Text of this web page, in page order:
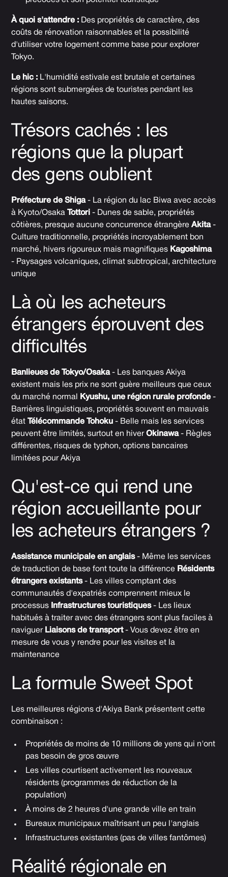
À quoi s'attendre : Des propriétés de caractère, des
coûts de rénovation raisonnables et la possibilité
d'utiliser votre logement comme base pour explorer
Tokyo.
Le hic : L'humidité estivale est brutale et certaines
régions sont submergées de touristes pendant les
hautes saisons.
Trésors cachés : les
régions que la plupart
des gens oublient
Préfecture de Shiga- La région du lac Biwa avec accès
à Kyoto/Osaka
Tottori - Dunes de sable, propriétés
côtières, presque aucune concurrence étrangèreAkita-
Culture traditionnelle, propriétés incroyablement bon
marché, hivers rigoureux mais magnifiques Kagoshima
- Paysages volcaniques, climat subtropical, architecture
unique
Là où les acheteurs
étrangers éprouvent des
difficultés
Banlieues de Tokyo/Osaka- Les banques Akiya
existent mais les prix ne sont guère meilleurs que ceux
du marché normal
Kyushu, une région rurale profonde -
Barrières linguistiques, propriétés souvent en mauvais
état
Télécommande Tohoku - Belle mais les services
peuvent être limités, surtout en hiverOkinawa- Règles
différentes, risques de typhon, options bancaires
limitées pour Akiya
Qu'est-ce qui rend une
région accueillante pour
les acheteurs étrangers ?
Assistance municipale en anglais- Même les services
de traduction de base font toute la différence Résidents
étrangers existants- Les villes comptant des
communautés d'expatriés comprennent mieux le
processus
Infrastructures touristiques- Les lieux
habitués à traiter avec des étrangers sont plus faciles à
naviguer Liaisons de transport- Vous devez être en
mesure de vous y rendre pour les visites et la
maintenance
La formule Sweet Spot
Les meilleures régions d'Akiya Bank présentent cette
combinaison :
Propriétés de moins de 10 millions de yens qui n'ont
pas besoin de gros œuvre
Les villes courtisent activement les nouveaux
résidents (programmes de réduction de la
population)
À moins de 2 heures d'une grande ville en train
Bureaux municipaux maîtrisant un peu l'anglais
Infrastructures existantes (pas de villes fantômes)
Réalité régionale en